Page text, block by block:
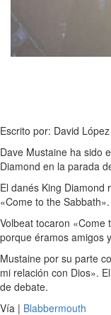
Escrito por: David López
Dave Mustaine ha sido
Diamond en la parada
El danés King Diamond
«Come to the
Volbeat tocaron
porque éramos amigos
Mustaine por su parte
mi relación con Dios».
de debate.
Vía | Blabbermouth